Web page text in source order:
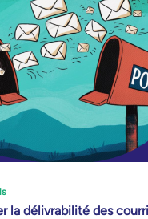
la délivrabilité des